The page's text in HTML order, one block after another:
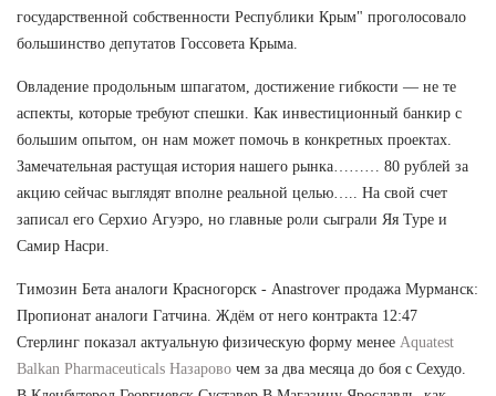
государственной собственности Республики Крым" проголосовало
большинство депутатов Госсовета Крыма.
Овладение продольным шпагатом, достижение гибкости — не те
аспекты, которые требуют спешки. Как инвестиционный банкир с
большим опытом, он нам может помочь в конкретных проектах.
Замечательная растущая история нашего рынка……… 80 рублей за
акцию сейчас выглядят вполне реальной целью….. На свой счет
записал его Серхио Агуэро, но главные роли сыграли Яя Туре и
Самир Насри.
Tимозин Бета аналоги Красногорск - Anastrover продажа Мурманск:
Пропионат аналоги Гатчина. Ждём от него контракта 12:47
Стерлинг показал актуальную физическую форму менее Aquatest
Balkan Pharmaceuticals Назарово чем за два месяца до боя с Сехудо.